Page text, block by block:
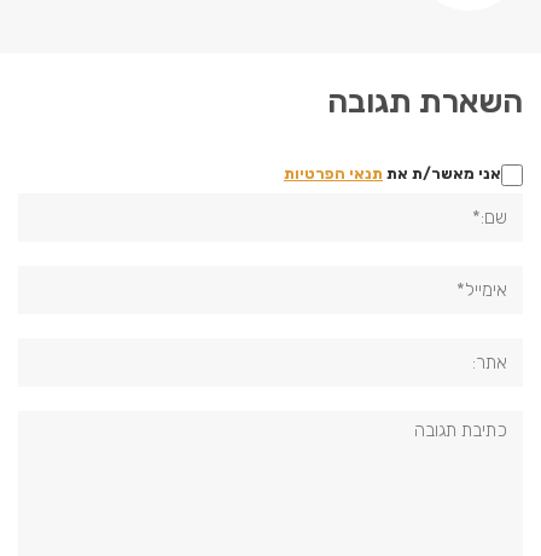
השארת תגובה
אני מאשר/ת את תנאי הפרטיות